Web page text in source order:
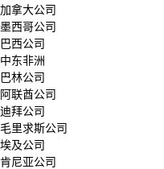
加拿大公司
墨西哥公司
巴西公司
中东非洲
巴林公司
阿联酋公司
迪拜公司
毛里求斯公司
埃及公司
肯尼亚公司